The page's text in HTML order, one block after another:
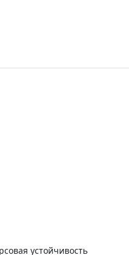
устойчивость